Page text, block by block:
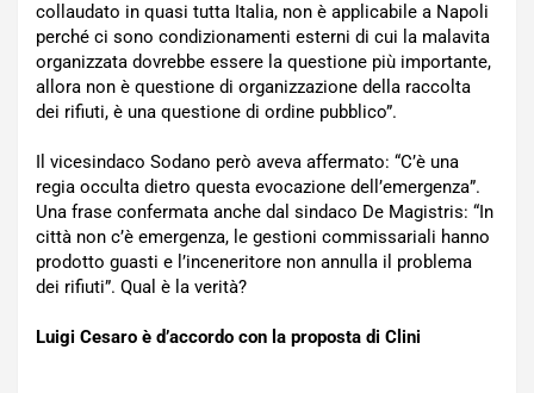
collaudato in quasi tutta Italia, non è applicabile a Napoli
perché ci sono condizionamenti esterni di cui la malavita
organizzata dovrebbe essere la questione più importante,
allora non è questione di organizzazione della raccolta
dei rifiuti, è una questione di ordine pubblico”.
Il vicesindaco Sodano però aveva affermato: “C’è una
regia occulta dietro questa evocazione dell’emergenza”.
Una frase confermata anche dal sindaco De Magistris: “In
città non c’è emergenza, le gestioni commissariali hanno
prodotto guasti e l’inceneritore non annulla il problema
dei rifiuti”. Qual è la verità?
Luigi Cesaro è d’accordo con la proposta di Clini